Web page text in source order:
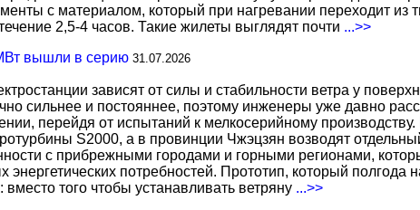
с материалом, который при нагревании переходит из
2,5-4 часов. Такие жилеты выглядят почти ...>>
вышли в серию 31.07.2026
зависят от силы и стабильности ветра у
сильнее и постояннее, поэтому инженеры уже давно
перейдя от испытаний к мелкосерийному
S2000, а в провинции Чжэцзян возводят
с прибрежными городами и горными регионами,
энергетических потребностей. Прототип, который
того чтобы устанавливать ветряну ...>>